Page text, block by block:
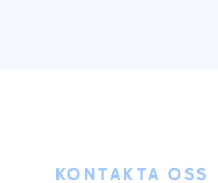
KONTAKTA OSS